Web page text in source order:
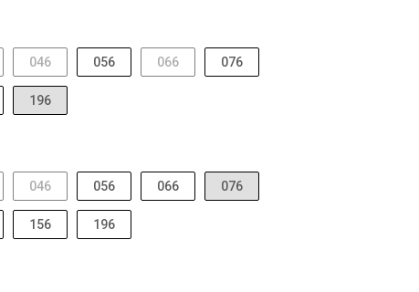
046 056 066 076
196
046 056 066 076
156 196